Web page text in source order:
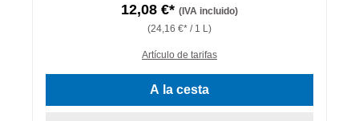
12,08 €* (IVA incluido)
(24,16 €* / 1 L)
Artículo de tarifas
A la cesta